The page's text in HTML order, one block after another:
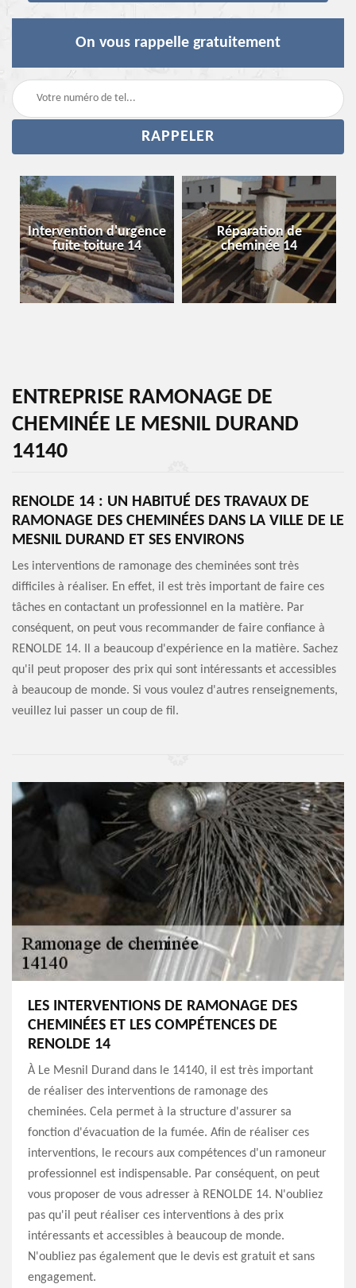
On vous rappelle gratuitement
Intervention d'urgence
fuite toiture 14
Réparation de
cheminée 14
ENTREPRISE RAMONAGE DE
CHEMINÉE LE MESNIL DURAND
14140
RENOLDE 14 : UN HABITUÉ DES TRAVAUX DE
RAMONAGE DES CHEMINÉES DANS LA VILLE DE LE
MESNIL DURAND ET SES ENVIRONS
Les interventions de ramonage des cheminées sont très
difficiles à réaliser. En effet, il est très important de faire ces
tâches en contactant un professionnel en la matière. Par
conséquent, on peut vous recommander de faire confiance à
RENOLDE 14. Il a beaucoup d'expérience en la matière. Sachez
qu'il peut proposer des prix qui sont intéressants et accessibles
à beaucoup de monde. Si vous voulez d'autres renseignements,
veuillez lui passer un coup de fil.
LES INTERVENTIONS DE RAMONAGE DES
CHEMINÉES ET LES COMPÉTENCES DE
RENOLDE 14
À Le Mesnil Durand dans le 14140, il est très important
de réaliser des interventions de ramonage des
cheminées. Cela permet à la structure d'assurer sa
fonction d'évacuation de la fumée. Afin de réaliser ces
interventions, le recours aux compétences d'un ramoneur
professionnel est indispensable. Par conséquent, on peut
vous proposer de vous adresser à RENOLDE 14. N'oubliez
pas qu'il peut réaliser ces interventions à des prix
intéressants et accessibles à beaucoup de monde.
N'oubliez pas également que le devis est gratuit et sans
engagement.